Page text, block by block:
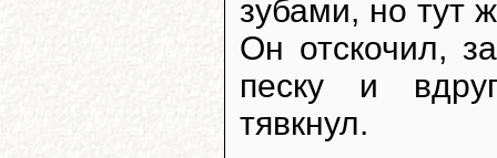
зубами, но тут
Он отскочил,
песку и
тявкнул.